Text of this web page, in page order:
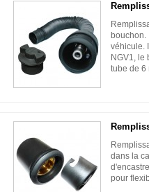
bouchon.
véhicule.
NGV1, le
tube de 6
dans la
pour